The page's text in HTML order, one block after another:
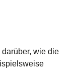
wie die